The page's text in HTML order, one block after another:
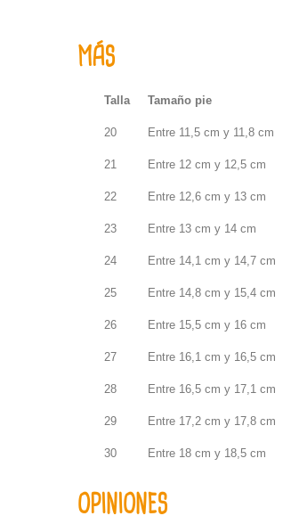
MÁS
Talla Tamaño pie
20 Entre 11,5 cm y 11,8 cm
21 Entre 12 cm y 12,5 cm
22 Entre 12,6 cm y 13 cm
23 Entre 13 cm y 14 cm
24 Entre 14,1 cm y 14,7 cm
25 Entre 14,8 cm y 15,4 cm
26 Entre 15,5 cm y 16 cm
27 Entre 16,1 cm y 16,5 cm
28 Entre 16,5 cm y 17,1 cm
29 Entre 17,2 cm y 17,8 cm
30 Entre 18 cm y 18,5 cm
OPINIONES